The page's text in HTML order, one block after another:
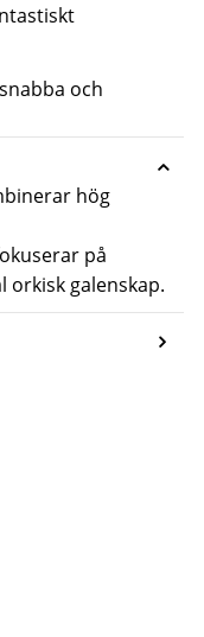
och
hög
på
orkisk galenskap.